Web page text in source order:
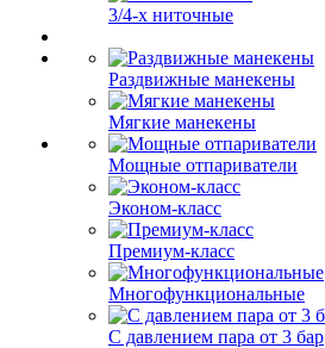
3/4-х ниточные
Раздвижные манекены
Мягкие манекены
Мощные отпариватели
Эконом-класс
Премиум-класс
Многофункциональные
С давлением пара от 3 бар